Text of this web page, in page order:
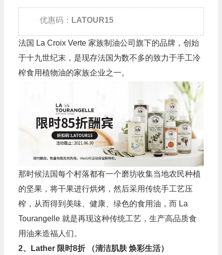
优惠码： LATOUR15
法国 La Croix Verte 家族制油公司旗下的品牌，创始
于十九世纪末，是现存法国为数不多的致力于手工冷
榨食用植物油的家族企业之一。
那时候法国每个村落都有一个磨坊收集当地农民种植
的坚果，将干果进行烘烤，然后采用传统手工艺压
榨，从而得到美味、健康、绿色的食用油，而 La
Tourangelle 就是再现这种传统工艺，生产高品质食
用油来造福人们。
2、Lather 限时8折 （清洁肌肤 焕彩生活）